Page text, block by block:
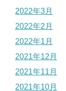
2022年3月
2022年2月
2022年1月
2021年12月
2021年11月
2021年10月